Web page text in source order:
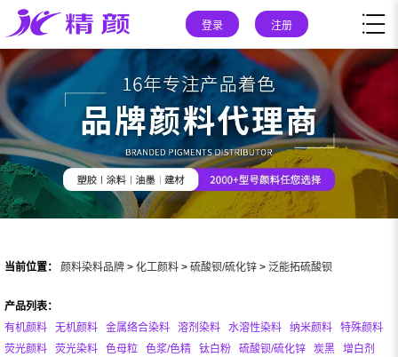
登录 注册
当前位置： 颜料染料品牌 > 化工颜料 > 硫酸钡/硫化锌 > 泛能拓硫酸钡
产品列表：
有机颜料
无机颜料 金属络合染料 溶剂染料 水溶性染料 纳米颜料
特殊颜料
荧光颜料
荧光染料 色母粒 色浆/色精 钛白粉 硫酸钡/硫化锌 炭黑
增白剂